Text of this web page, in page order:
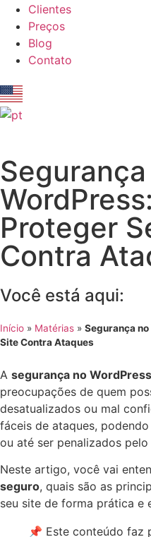
Clientes
Preços
Blog
Contato
Proteger
Contra
Você está aqui:
Início » Matérias » Segurança
Site Contra Ataques
A segurança no WordPress
preocupações de quem
desatualizados ou mal
fáceis de ataques,
ou até ser penalizados pelo
Neste artigo, você vai
seguro, quais são as
seu site de forma prática e
📌 Este conteúdo faz